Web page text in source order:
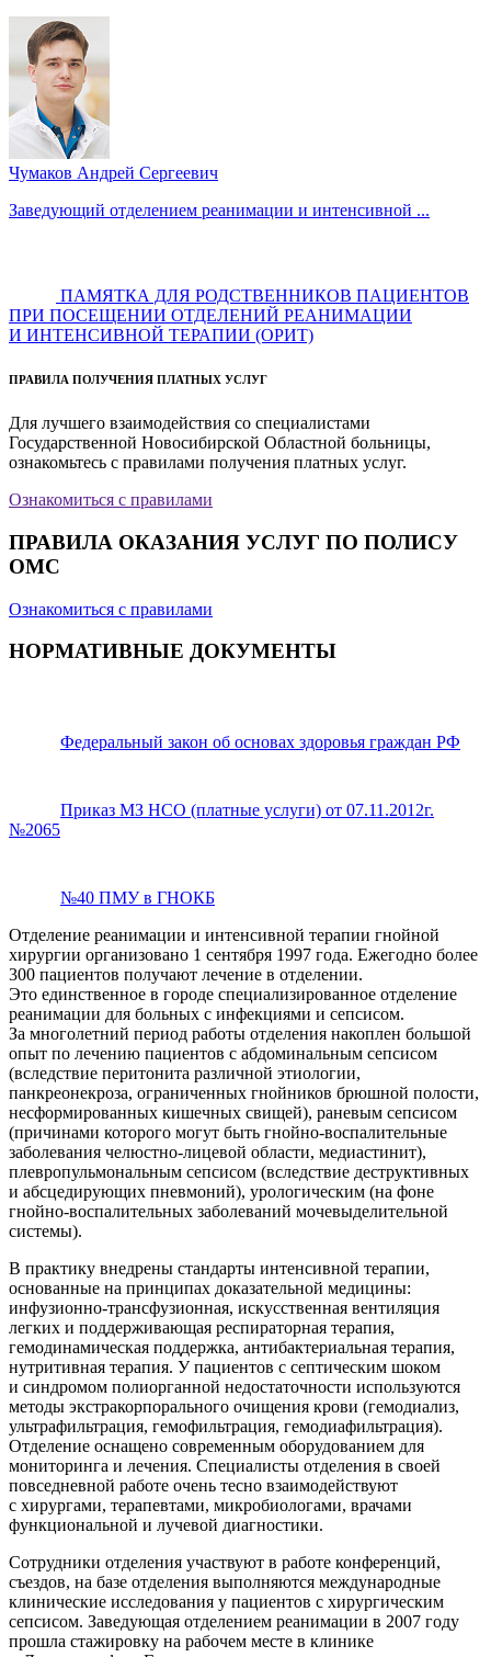
Чумаков Андрей Сергеевич
Заведующий отделением реанимации и интенсивной ...
ПАМЯТКА ДЛЯ РОДСТВЕННИКОВ ПАЦИЕНТОВ
ПРИ ПОСЕЩЕНИИ ОТДЕЛЕНИЙ РЕАНИМАЦИИ
И ИНТЕНСИВНОЙ ТЕРАПИИ (ОРИТ)
ПРАВИЛА ПОЛУЧЕНИЯ ПЛАТНЫХ УСЛУГ
Для лучшего взаимодействия со специалистами
Государственной Новосибирской Областной больницы,
ознакомьтесь с правилами получения платных услуг.
Ознакомиться с правилами
ПРАВИЛА ОКАЗАНИЯ УСЛУГ ПО ПОЛИСУ
ОМС
Ознакомиться с правилами
НОРМАТИВНЫЕ ДОКУМЕНТЫ
Федеральный закон об основах здоровья граждан РФ
Приказ МЗ НСО (платные услуги) от 07.11.2012г.
№2065
№40 ПМУ в ГНОКБ
Отделение реанимации и интенсивной терапии гнойной
хирургии организовано 1 сентября 1997 года. Ежегодно более
300 пациентов получают лечение в отделении.
Это единственное в городе специализированное отделение
реанимации для больных с инфекциями и сепсисом.
За многолетний период работы отделения накоплен большой
опыт по лечению пациентов с абдоминальным сепсисом
(вследствие перитонита различной этиологии,
панкреонекроза, ограниченных гнойников брюшной полости,
несформированных кишечных свищей), раневым сепсисом
(причинами которого могут быть гнойно-воспалительные
заболевания челюстно-лицевой области, медиастинит),
плевропульмональным сепсисом (вследствие деструктивных
и абсцедирующих пневмоний), урологическим (на фоне
гнойно-воспалительных заболеваний мочевыделительной
системы).
В практику внедрены стандарты интенсивной терапии,
основанные на принципах доказательной медицины:
инфузионно-трансфузионная, искусственная вентиляция
легких и поддерживающая респираторная терапия,
гемодинамическая поддержка, антибактериальная терапия,
нутритивная терапия. У пациентов с септическим шоком
и синдромом полиорганной недостаточности используются
методы экстракорпорального очищения крови (гемодиализ,
ультрафильтрация, гемофильтрация, гемодиафильтрация).
Отделение оснащено современным оборудованием для
мониторинга и лечения. Специалисты отделения в своей
повседневной работе очень тесно взаимодействуют
с хирургами, терапевтами, микробиологами, врачами
функциональной и лучевой диагностики.
Сотрудники отделения участвуют в работе конференций,
съездов, на базе отделения выполняются международные
клинические исследования у пациентов с хирургическим
сепсисом. Заведующая отделением реанимации в 2007 году
прошла стажировку на рабочем месте в клинике